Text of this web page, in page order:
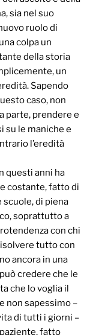
sia nel suo
ruolo di
colpa un
della storia
un
Sapendo
caso, non
parte, prendere e
su le maniche e
l’eredità
questi anni ha
costante, fatto di
di piena
soprattutto a
con chi
tutto con
ancora in una
credere che le
che lo voglia il
non sapessimo –
di tutti i giorni –
fatto